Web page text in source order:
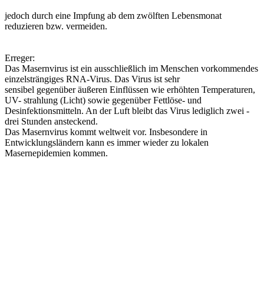
jedoch durch eine Impfung ab dem zwölften Lebensmonat
reduzieren bzw. vermeiden.
Erreger:
Das Masernvirus ist ein ausschließlich im Menschen vorkommendes
einzelsträngiges RNA-Virus. Das Virus ist sehr
sensibel gegenüber äußeren Einflüssen wie erhöhten Temperaturen,
UV- strahlung (Licht) sowie gegenüber Fettlöse- und
Desinfektionsmitteln. An der Luft bleibt das Virus lediglich zwei -
drei Stunden ansteckend.
Das Masernvirus kommt weltweit vor. Insbesondere in
Entwicklungsländern kann es immer wieder zu lokalen
Masernepidemien kommen.